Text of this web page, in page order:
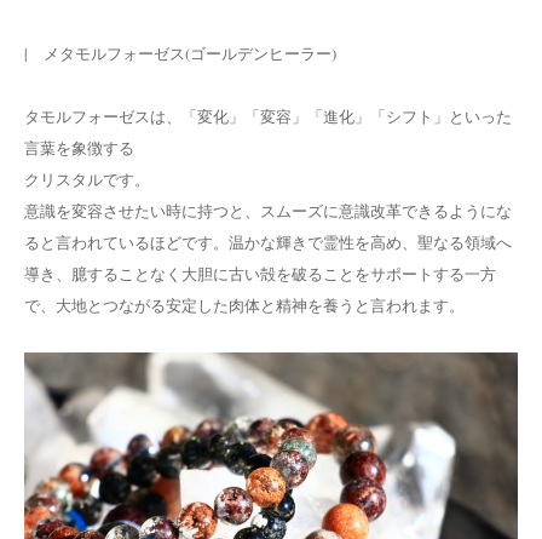
| メタモルフォーゼス(ゴールデンヒーラー)
タモルフォーゼスは、「変化」「変容」「進化」「シフト」といった
言葉を象徴する
クリスタルです。
意識を変容させたい時に持つと、スムーズに意識改革できるようにな
ると言われているほどです。温かな輝きで霊性を高め、聖なる領域へ
導き、臆することなく大胆に古い殻を破ることをサポートする一方
で、大地とつながる安定した肉体と精神を養うと言われます。